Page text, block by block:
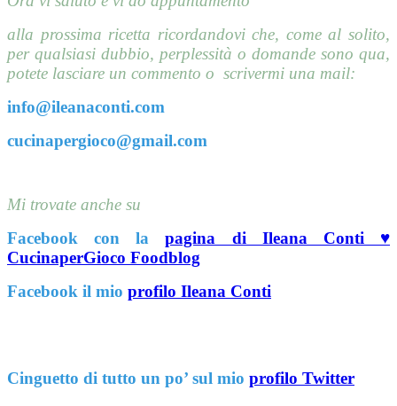
alla prossima ricetta ricordandovi che, come al solito,
per qualsiasi dubbio, perplessità o domande sono qua,
potete lasciare un commento o scrivermi una mail:
info@ileanaconti.com
cucinapergioco@gmail.com
Mi trovate anche su
Facebook con lapagina di Ileana Conti ♥
CucinaperGioco Foodblog
Facebook il mio profilo Ileana Conti
Cinguetto di tutto un po’ sul mio profilo Twitter